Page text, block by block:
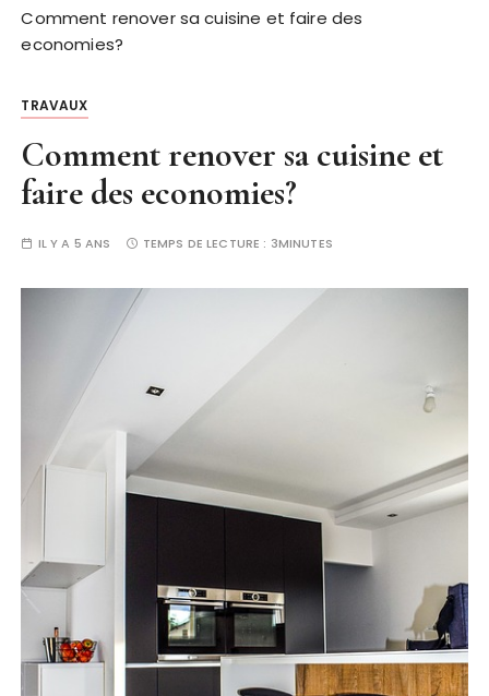
Comment renover sa cuisine et faire des
economies?
TRAVAUX
Comment renover sa cuisine et
faire des economies?
IL Y A 5 ANS TEMPS DE LECTURE : 3MINUTES